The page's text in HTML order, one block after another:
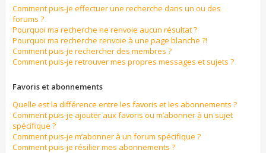
Comment puis-je effectuer une recherche dans un ou des
forums ?
Pourquoi ma recherche ne renvoie aucun résultat ?
Pourquoi ma recherche renvoie à une page blanche ?!
Comment puis-je rechercher des membres ?
Comment puis-je retrouver mes propres messages et sujets ?
Favoris et abonnements
Quelle est la différence entre les favoris et les abonnements ?
Comment puis-je ajouter aux favoris ou m’abonner à un sujet
spécifique ?
Comment puis-je m’abonner à un forum spécifique ?
Comment puis-je résilier mes abonnements ?